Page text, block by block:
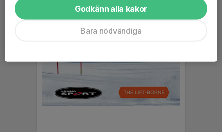
Godkänn alla kakor
Bara nödvändiga